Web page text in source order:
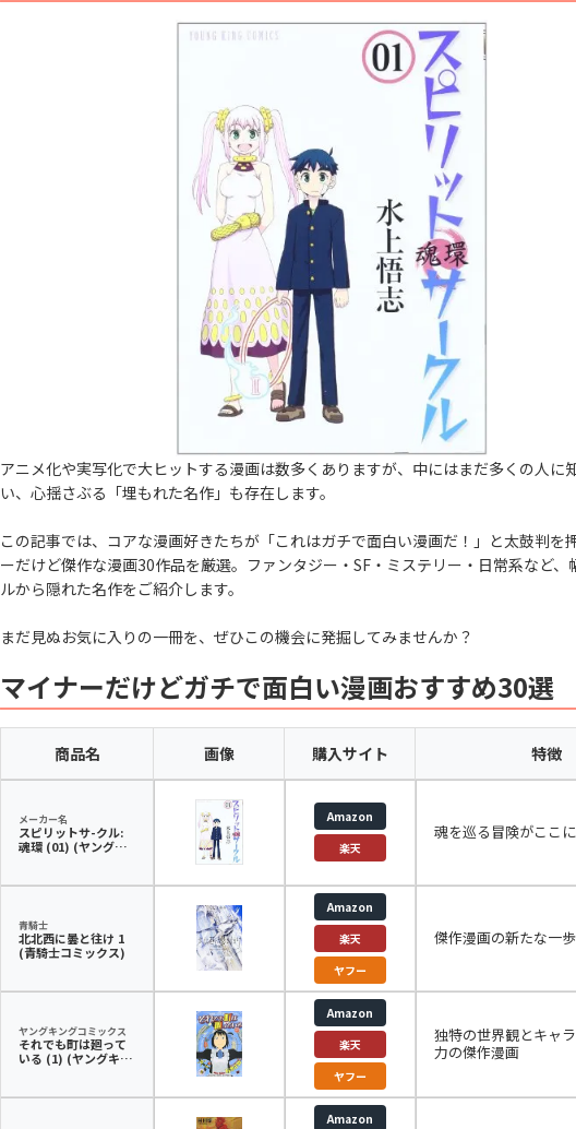
アニメ化や実写化で大ヒットする漫画は数多くありますが、中にはまだ多くの人に
い、心揺さぶる「埋もれた名作」も存在します。
この記事では、コアな漫画好きたちが「これはガチで面白い漫画だ！」と太鼓判を
ーだけど傑作な漫画30作品を厳選。ファンタジー・SF・ミステリー・日常系など、
ルから隠れた名作をご紹介します。
まだ見ぬお気に入りの一冊を、ぜひこの機会に発掘してみませんか？
マイナーだけどガチで面白い漫画おすすめ30選
商品名 画像 購入サイト 特徴
メーカー名
スピリットサ-クル:
魂環 (01) (ヤングキ
Amazon
楽天
魂を巡る冒険がここ
青騎士
北北西に曇と往け 1
(青騎士コミックス)
Amazon
楽天
ヤフー
傑作漫画の新たな一歩
ヤングキングコミックス
それでも町は廻って
いる (1) (ヤングキン
Amazon
楽天
ヤフー
独特の世界観とキャ
力の傑作漫画
Amazon